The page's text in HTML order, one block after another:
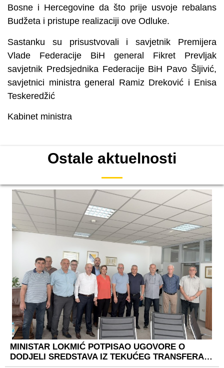
Bosne i Hercegovine da što prije usvoje rebalans
Budžeta i pristupe realizaciji ove Odluke.
Sastanku su prisustvovali i savjetnik Premijera
Vlade Federacije BiH general Fikret Prevljak
savjetnik Predsjednika Federacije BiH Pavo Šljivić,
savjetnici ministra general Ramiz Dreković i Enisa
Teskeredžić
Kabinet ministra
Ostale aktuelnosti
MINISTAR LOKMIĆ POTPISAO UGOVORE O
DODJELI SREDSTAVA IZ TEKUĆEG TRANSFERA…